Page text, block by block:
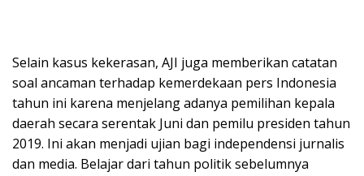
Selain kasus kekerasan, AJI juga memberikan catatan
soal ancaman terhadap kemerdekaan pers Indonesia
tahun ini karena menjelang adanya pemilihan kepala
daerah secara serentak Juni dan pemilu presiden tahun
2019. Ini akan menjadi ujian bagi independensi jurnalis
dan media. Belajar dari tahun politik sebelumnya